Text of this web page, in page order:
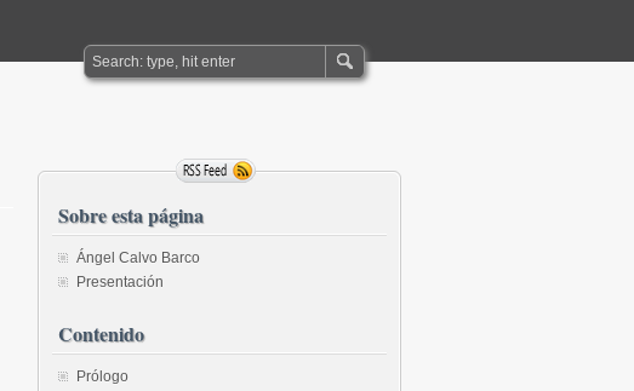
Sobre esta página
Ángel Calvo Barco
Presentación
Contenido
Prólogo